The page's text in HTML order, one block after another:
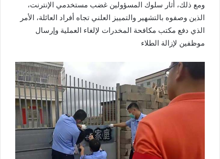
ومع ذلك، أثار سلوك المسؤولين غضب مستخدمي الإنترنت،
الذين وصفوه بالتشهير والتمييز العلني تجاه أفراد العائلة، الأمر
الذي دفع مكتب مكافحة المخدرات لإلغاء العملية وإرسال
موظفين لإزالة الطلاء